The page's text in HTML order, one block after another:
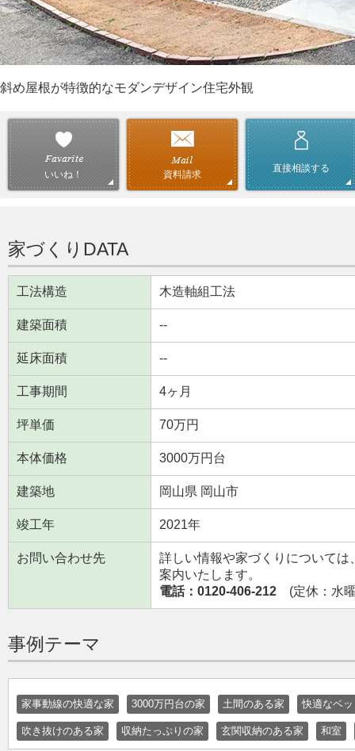
斜め屋根が特徴的なモダンデザイン住宅外観
いいね！ 資料請求
直接相談する
家づくりDATA
工法構造 木造軸組工法
建築面積 --
延床面積 --
工事期間 4ヶ月
坪単価 70万円
本体価格 3000万円台
建築地 岡山県 岡山市
竣工年 2021年
お問い合わせ先
詳しい情報や家づくりについて
案内いたします。
電話：0120-406-212 (定休：水
事例テーマ
家事動線の快適な家 3000万円台の家 土間のある家 快適なベ
吹き抜けのある家 収納たっぷりの家 玄関収納のある家 和室